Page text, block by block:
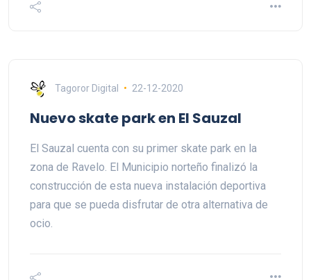
Tagoror Digital 22-12-2020
Nuevo skate park en El Sauzal
El Sauzal cuenta con su primer skate park en la
zona de Ravelo. El Municipio norteño finalizó la
construcción de esta nueva instalación deportiva
para que se pueda disfrutar de otra alternativa de
ocio.